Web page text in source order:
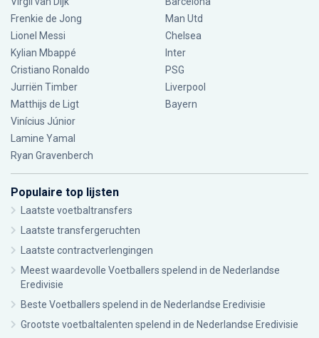
Frenkie de Jong
Lionel Messi
Kylian Mbappé
Cristiano Ronaldo
Jurriën Timber
Matthijs de Ligt
Vinícius Júnior
Lamine Yamal
Ryan Gravenberch
Man Utd
Chelsea
Inter
PSG
Liverpool
Bayern
Populaire top lijsten
Laatste voetbaltransfers
Laatste transfergeruchten
Laatste contractverlengingen
Meest waardevolle Voetballers spelend in de Nederlandse
Eredivisie
Beste Voetballers spelend in de Nederlandse Eredivisie
Grootste voetbaltalenten spelend in de Nederlandse Eredivisie